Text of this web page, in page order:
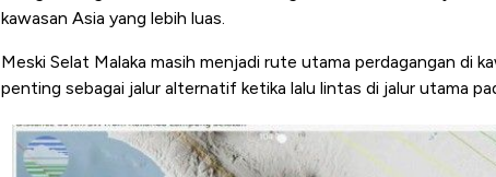
kawasan Asia yang lebih luas.
Meski Selat Malaka masih menjadi rute utama perdagangan di
penting sebagai jalur alternatif ketika lalu lintas di jalur utama